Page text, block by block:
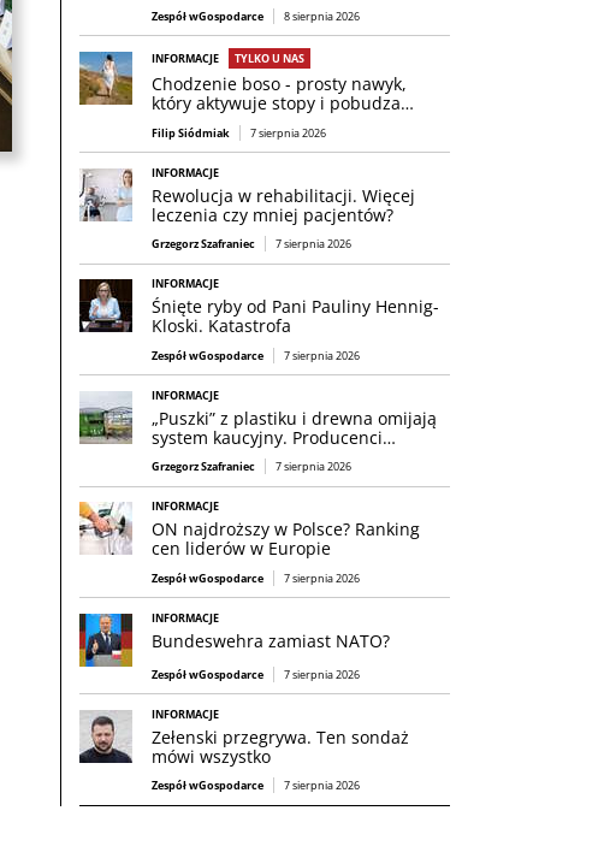
Zespół wGospodarce 8 sierpnia 2026
INFORMACJE TYLKO U NAS
Chodzenie boso - prosty nawyk,
który aktywuje stopy i pobudza…
Filip Siódmiak 7 sierpnia 2026
INFORMACJE
Rewolucja w rehabilitacji. Więcej
leczenia czy mniej pacjentów?
Grzegorz Szafraniec 7 sierpnia 2026
INFORMACJE
Śnięte ryby od Pani Pauliny Hennig-
Kloski. Katastrofa
Zespół wGospodarce 7 sierpnia 2026
INFORMACJE
„Puszki” z plastiku i drewna omijają
system kaucyjny. Producenci…
Grzegorz Szafraniec 7 sierpnia 2026
INFORMACJE
ON najdroższy w Polsce? Ranking
cen liderów w Europie
Zespół wGospodarce 7 sierpnia 2026
INFORMACJE
Bundeswehra zamiast NATO?
Zespół wGospodarce 7 sierpnia 2026
INFORMACJE
Zełenski przegrywa. Ten sondaż
mówi wszystko
Zespół wGospodarce 7 sierpnia 2026